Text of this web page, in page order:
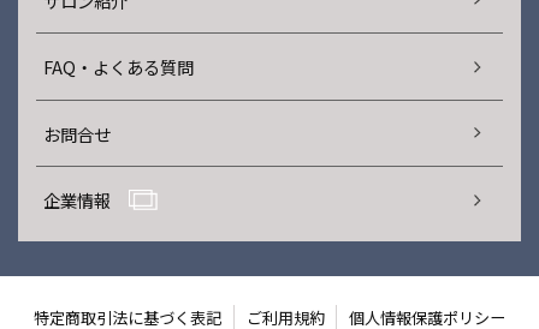
FAQ・よくある質問
お問合せ
企業情報
特定商取引法に基づく表記 ご利用規約 個人情報保護ポリシー